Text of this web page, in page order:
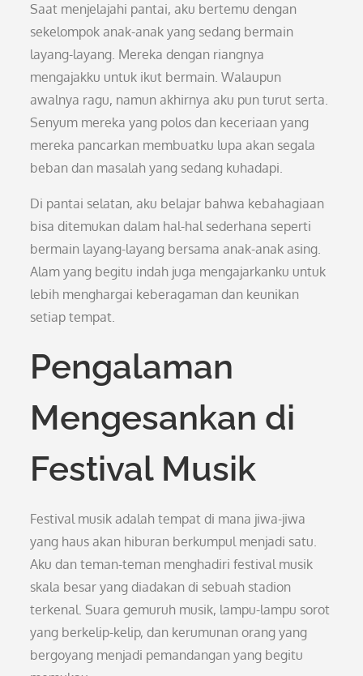
Saat menjelajahi pantai, aku bertemu dengan
sekelompok anak-anak yang sedang bermain
layang-layang. Mereka dengan riangnya
mengajakku untuk ikut bermain. Walaupun
awalnya ragu, namun akhirnya aku pun turut serta.
Senyum mereka yang polos dan keceriaan yang
mereka pancarkan membuatku lupa akan segala
beban dan masalah yang sedang kuhadapi.
Di pantai selatan, aku belajar bahwa kebahagiaan
bisa ditemukan dalam hal-hal sederhana seperti
bermain layang-layang bersama anak-anak asing.
Alam yang begitu indah juga mengajarkanku untuk
lebih menghargai keberagaman dan keunikan
setiap tempat.
Pengalaman
Mengesankan di
Festival Musik
Festival musik adalah tempat di mana jiwa-jiwa
yang haus akan hiburan berkumpul menjadi satu.
Aku dan teman-teman menghadiri festival musik
skala besar yang diadakan di sebuah stadion
terkenal. Suara gemuruh musik, lampu-lampu sorot
yang berkelip-kelip, dan kerumunan orang yang
bergoyang menjadi pemandangan yang begitu